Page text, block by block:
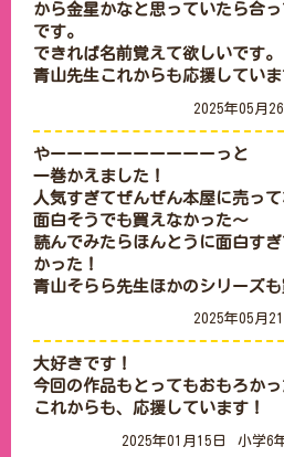
から金星かなと思っていたら合
です｡
できれば名前覚えて欲しいです｡
青山先生これからも応援していま
2025年05月
やーーーーーーーーーーっと
一巻かえました！
人気すぎてぜんぜん本屋に売っ
面白そうでも買えなかった～
読んでみたらほんとうに面白す
かった！
青山そらら先生ほかのシリーズも
2025年05月21
大好きです！
今回の作品もとってもおもろかっ
これからも、応援しています！
2025年01月15日 小学6